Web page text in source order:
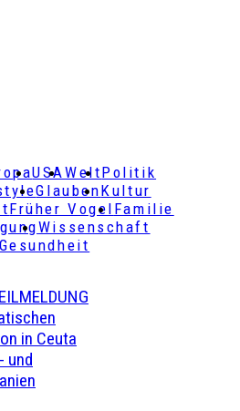
USAWeltPolitik
GlaubenKultur
Früher Vogel Familie
Wissenschaft
Gesundheit
in Ceuta
und